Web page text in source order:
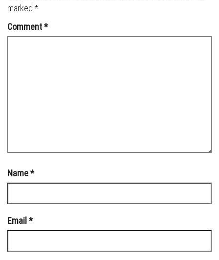
marked *
Comment*
Name*
Email *